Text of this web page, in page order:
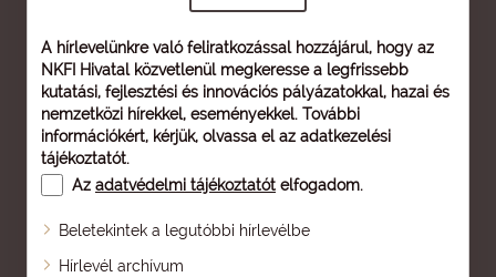
A hírlevelünkre való feliratkozással hozzájárul, hogy az
NKFI Hivatal közvetlenül megkeresse a legfrissebb
kutatási, fejlesztési és innovációs pályázatokkal, hazai és
nemzetközi hírekkel, eseményekkel. További
információkért, kérjük, olvassa el az adatkezelési
tájékoztatót.
Az adatvédelmi tájékoztatót elfogadom.
Beletekintek a legutóbbi hírlevélbe
Hírlevél archívum
Oldaltérkép